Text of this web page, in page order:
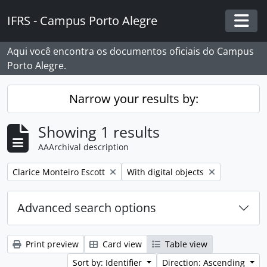
IFRS - Campus Porto Alegre
Aqui você encontra os documentos oficiais do Campus
Porto Alegre.
Narrow your results by:
Showing 1 results
AAArchival description
Remove filter:
Clarice Monteiro Escott Remove filter:
With digital objects
Advanced search options
Print preview Card view
Table view
Sort by: Identifier
Direction: Ascending